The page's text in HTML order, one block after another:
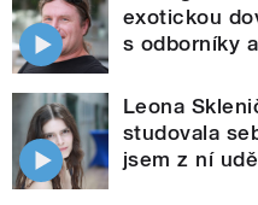
exotickou
s odborníky
Leona
studovala
jsem z ní